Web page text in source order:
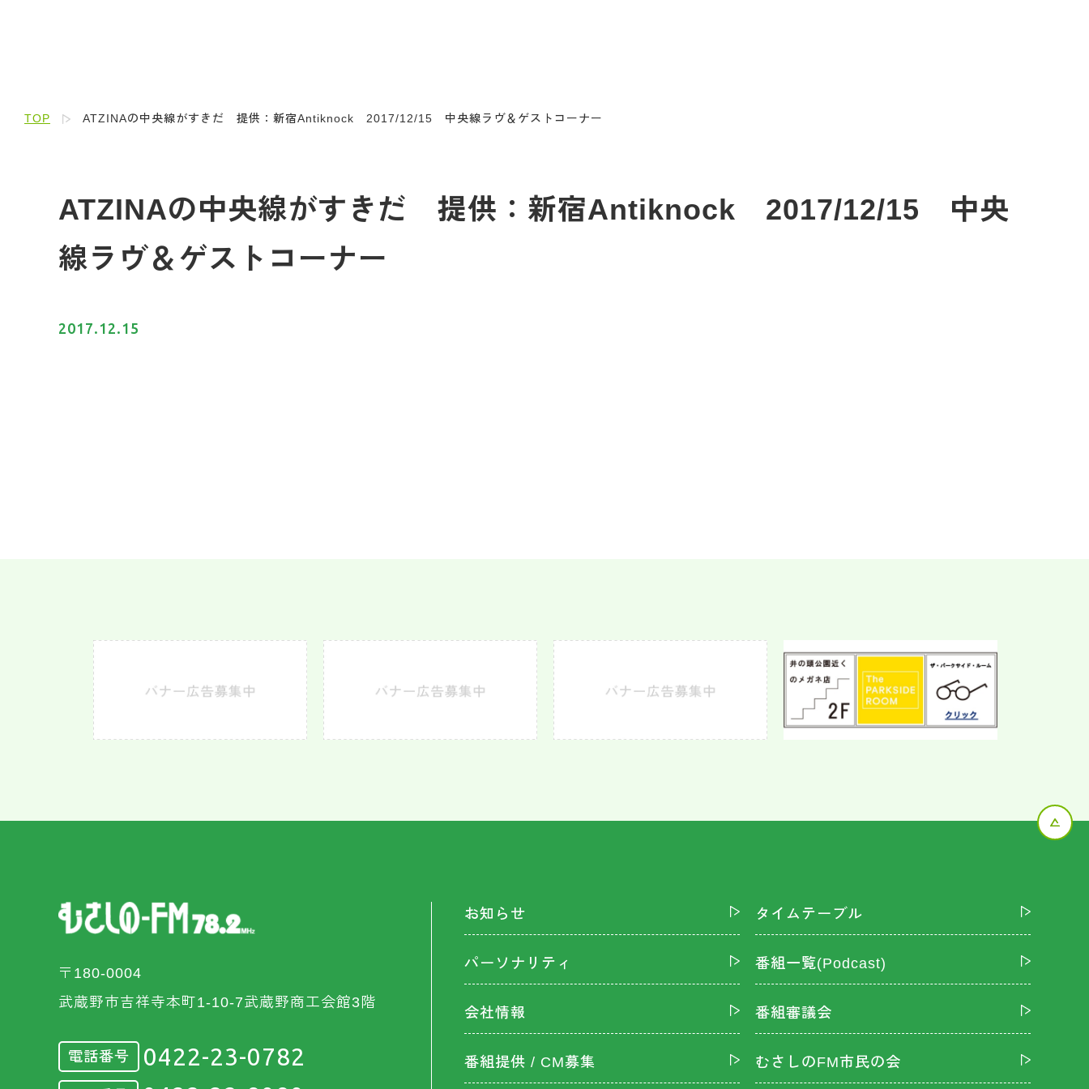
TOP ATZINAの中央線がすきだ 提供：新宿Antiknock 2017/12/15 中央線ラヴ＆ゲストコーナー
ATZINAの中央線がすきだ 提供：新宿Antiknock 2017/12/15 中央
線ラヴ＆ゲストコーナー
2017.12.15
〒180-0004
武蔵野市吉祥寺本町1-10-7武蔵野商工会館3階
電話番号 0422-23-0782
お知らせ タイムテーブル
パーソナリティ 番組一覧(Podcast)
会社情報 番組審議会
番組提供 / CM募集 むさしのFM市民の会